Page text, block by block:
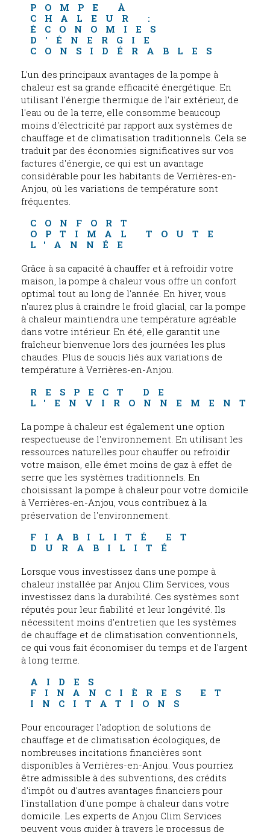
POMPE À
CHALEUR :
ÉCONOMIES
D'ÉNERGIE
CONSIDÉRABLES
L'un des principaux avantages de la pompe à
chaleur est sa grande efficacité énergétique. En
utilisant l'énergie thermique de l'air extérieur, de
l'eau ou de la terre, elle consomme beaucoup
moins d'électricité par rapport aux systèmes de
chauffage et de climatisation traditionnels. Cela se
traduit par des économies significatives sur vos
factures d'énergie, ce qui est un avantage
considérable pour les habitants de Verrières-en-
Anjou, où les variations de température sont
fréquentes.
CONFORT
OPTIMAL TOUTE
L'ANNÉE
Grâce à sa capacité à chauffer et à refroidir votre
maison, la pompe à chaleur vous offre un confort
optimal tout au long de l'année. En hiver, vous
n'aurez plus à craindre le froid glacial, car la pompe
à chaleur maintiendra une température agréable
dans votre intérieur. En été, elle garantit une
fraîcheur bienvenue lors des journées les plus
chaudes. Plus de soucis liés aux variations de
température à Verrières-en-Anjou.
RESPECT DE
L'ENVIRONNEMENT
La pompe à chaleur est également une option
respectueuse de l'environnement. En utilisant les
ressources naturelles pour chauffer ou refroidir
votre maison, elle émet moins de gaz à effet de
serre que les systèmes traditionnels. En
choisissant la pompe à chaleur pour votre domicile
à Verrières-en-Anjou, vous contribuez à la
préservation de l'environnement.
FIABILITÉ ET
DURABILITÉ
Lorsque vous investissez dans une pompe à
chaleur installée par Anjou Clim Services, vous
investissez dans la durabilité. Ces systèmes sont
réputés pour leur fiabilité et leur longévité. Ils
nécessitent moins d'entretien que les systèmes
de chauffage et de climatisation conventionnels,
ce qui vous fait économiser du temps et de l'argent
à long terme.
AIDES
FINANCIÈRES ET
INCITATIONS
Pour encourager l'adoption de solutions de
chauffage et de climatisation écologiques, de
nombreuses incitations financières sont
disponibles à Verrières-en-Anjou. Vous pourriez
être admissible à des subventions, des crédits
d'impôt ou d'autres avantages financiers pour
l'installation d'une pompe à chaleur dans votre
domicile. Les experts de Anjou Clim Services
peuvent vous guider à travers le processus de